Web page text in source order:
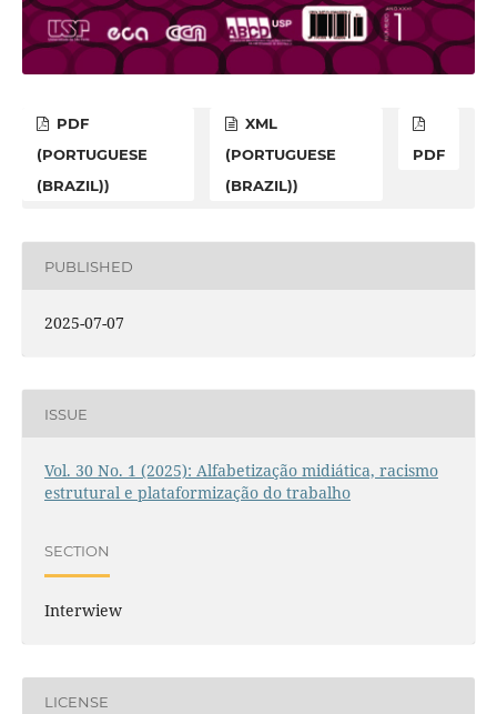
PDF
(PORTUGUESE
(BRAZIL))
XML
(PORTUGUESE
(BRAZIL))
PDF
PUBLISHED
2025-07-07
ISSUE
Vol. 30 No. 1 (2025): Alfabetização midiática, racismo
estrutural e plataformização do trabalho
SECTION
Interwiew
LICENSE